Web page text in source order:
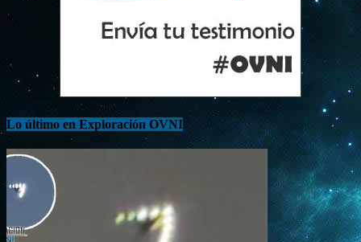
Lo último en Exploración OVNI